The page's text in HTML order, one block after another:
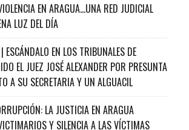
EN ARAGUA…UNA RED JUDICIAL
LUZ DEL DÍA
ESCÁNDALO EN LOS TRIBUNALES DE
EL JUEZ JOSÉ ALEXANDER POR PRESUNTA
A SU SECRETARIA Y UN ALGUACIL
LA JUSTICIA EN ARAGUA
Y SILENCIA A LAS VÍCTIMAS